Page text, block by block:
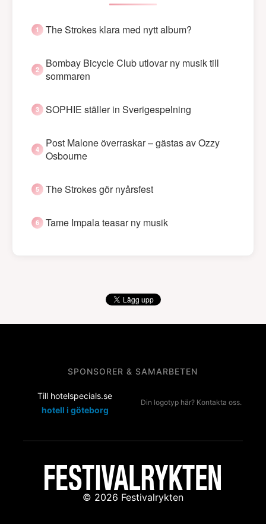
The Strokes klara med nytt album?
Bombay Bicycle Club utlovar ny musik till
sommaren
SOPHIE ställer in Sverigespelning
Post Malone överraskar – gästas av Ozzy
Osbourne
The Strokes gör nyårsfest
Tame Impala teasar ny musik
SPONSORER & SAMARBETEN
Till hotelspecials.se
hotell i göteborg
Din logotyp här? Kontakta oss.
© 2026 Festivalrykten